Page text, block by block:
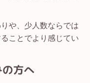
や、少人数ならでは
ことでより感じてい
方へ